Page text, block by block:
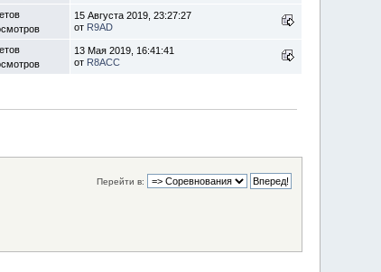
15 Августа 2019, 23:27:27
от R9AD
13 Мая 2019, 16:41:41
от R8ACC
Перейти в: